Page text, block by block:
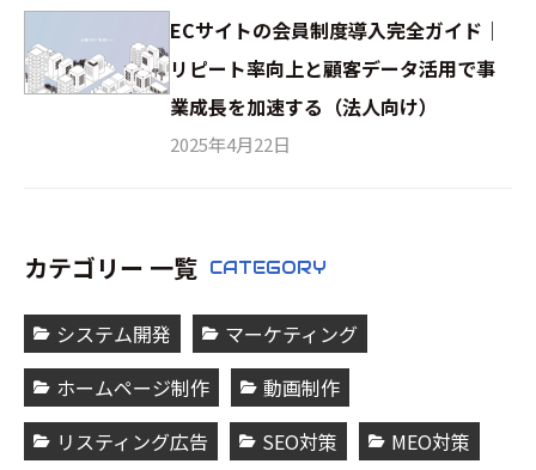
ECサイトの会員制度導入完全ガイド｜
リピート率向上と顧客データ活用で事
業成長を加速する（法人向け）
2025年4月22日
カテゴリー 一覧 CATEGORY
システム開発
マーケティング
ホームページ制作
動画制作
リスティング広告
SEO対策
MEO対策